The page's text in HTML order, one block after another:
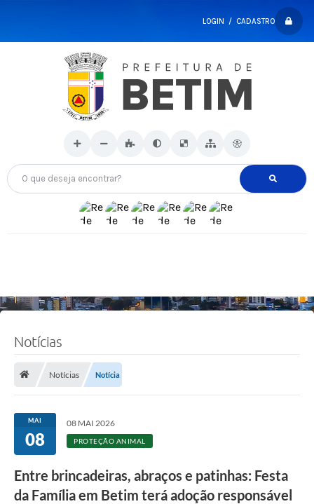
LOGIN / CADASTRO
O que deseja encontrar?
Notícias
Notícias Notícia
MAI
08
08 MAI 2026
PROTEÇÃO ANIMAL
Entre brincadeiras, abraços e patinhas: Festa
da Família em Betim terá adoção responsável